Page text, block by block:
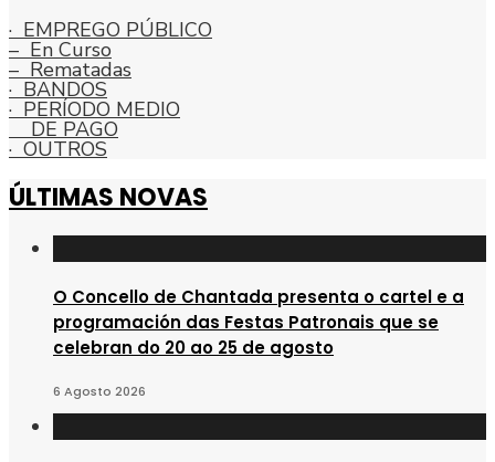
Allea
no
de
do
· EMPREGO PÚBLICO
– En Curso
– Rematadas
· BANDOS
· PERÍODO MEDIO
DE PAGO
· OUTROS
ÚLTIMAS NOVAS
O Concello de Chantada presenta o cartel e a
programación das Festas Patronais que se
celebran do 20 ao 25 de agosto
6 Agosto 2026